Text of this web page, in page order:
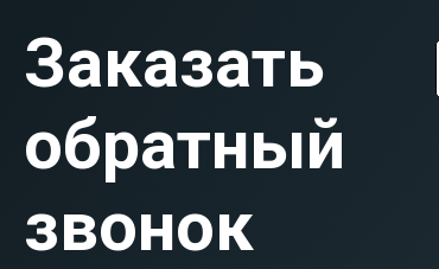
Заказать
обратный
звонок